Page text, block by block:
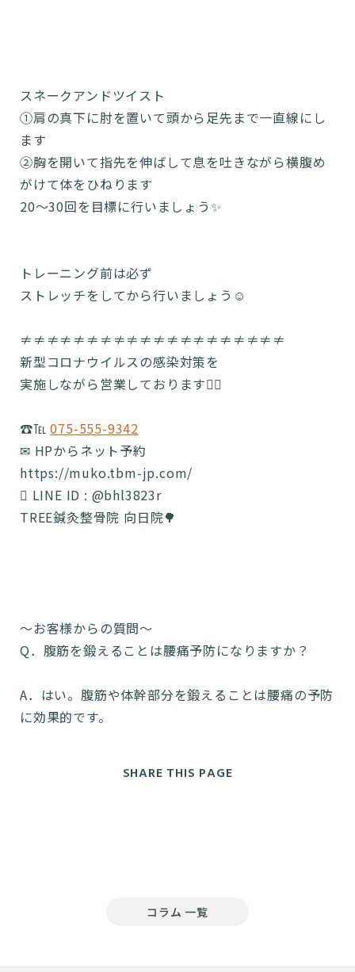
スネークアンドツイスト
①肩の真下に肘を置いて頭から足先まで一直線にし
ます
②胸を開いて指先を伸ばして息を吐きながら横腹め
がけて体をひねります
20〜30回を目標に行いましょう✨
トレーニング前は必ず
ストレッチをしてから行いましょう☺️
≠≠≠≠≠≠≠≠≠≠≠≠≠≠≠≠≠≠≠≠
新型コロナウイルスの感染対策を
実施しながら営業しております🙆‍♂️
☎️℡075-555-9342
✉ HPからネット予約
https://muko.tbm-jp.com/
 LINE ID : @bhl3823r
TREE鍼灸整骨院 向日院🌳
～お客様からの質問～
Q．腹筋を鍛えることは腰痛予防になりますか？
A．はい。腹筋や体幹部分を鍛えることは腰痛の予防
に効果的です。
SHARE THIS PAGE
コラム 一覧